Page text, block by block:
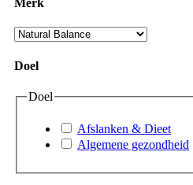
Merk
Doel
Doel
Afslanken & Dieet
Algemene gezondheid